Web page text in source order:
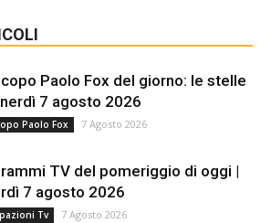
Paolo Fox del giorno: le stelle
7 agosto 2026
Paolo Fox 7 Agosto 2026
TV del pomeriggio di oggi |
7 agosto 2026
Tv 7 Agosto 2026